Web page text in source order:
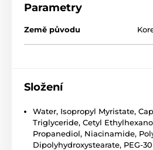
Parametry
Země původu
Složení
Water, Isopropyl Myristate,
Triglyceride, Cetyl
Propanediol, Niacinamide,
Dipolyhydroxystearate, PEG-30